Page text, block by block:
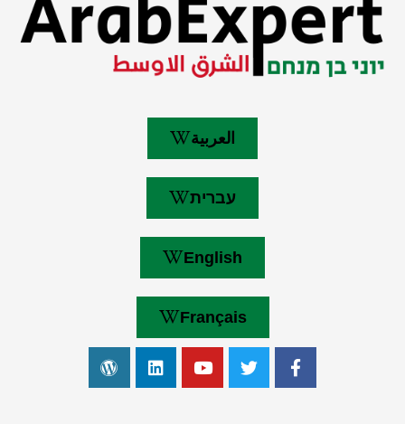
العربية
עברית
English
Français